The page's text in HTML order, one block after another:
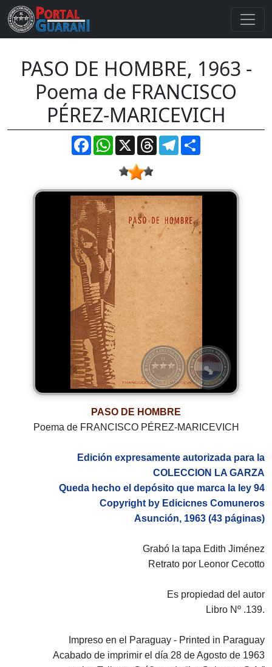
PASO DE HOMBRE, 1963 -
Poema de FRANCISCO
PÉREZ-MARICEVICH
FacebookWhatsApp
X ThreadsTelegram
PASO DE HOMBRE
Poema de FRANCISCO PÉREZ-MARICEVICH
Edición expresamente autorizada para la
COLECCION LA GARZA
Queda hecho el depósito que marca la ley 94
Copyright by Edicicnes Comuneros
Asunción, 1963 (43 páginas)
Grabó la tapa Edith Jiménez
Retrato por Leonor Cecotto
Es propiedad del autor
Libro Nº .139.
Impreso en el Paraguay - Printed in Paraguay
Acabado de imprimir el día 28 de Agosto de 1963